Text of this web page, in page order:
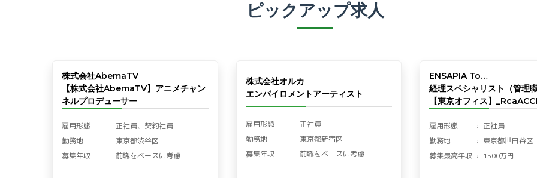
ピックアップ求人
株式会社AbemaTV
【株式会社AbemaTV】アニメチャン
ネルプロデューサー
雇用形態
正社員、契約社員
勤務地
東京都渋谷区
募集年収
前職をベースに考慮
株式会社オルカ
エンバイロメントアーティスト
雇用形態
正社員
勤務地
東京都新宿区
募集年収
前職をベースに考慮
ENSAPIA To…
経理スペシャリスト（管理
【東京オフィス】
雇用形態
正社員
勤務地
東京都世田谷区
募集最高年収
1500万円